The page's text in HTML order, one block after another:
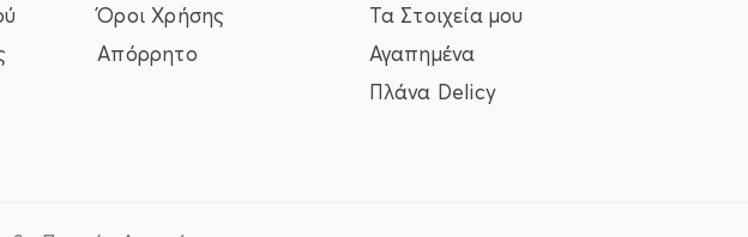
Όροι Χρήσης
Απόρρητο
Τα Στοιχεία μου
Αγαπημένα
Πλάνα Delicy